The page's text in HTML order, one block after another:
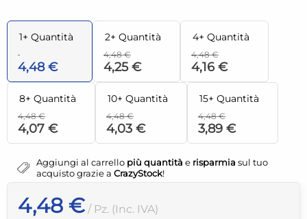
1+ Quantità
4,48 €
2+ Quantità
4,48 €
4,25 €
4+ Quantità
4,48 €
4,16 €
8+ Quantità
4,48 €
4,07 €
10+ Quantità
4,48 €
4,03 €
15+ Quantità
4,48 €
3,89 €
Aggiungi al carrello più quantità e risparmia sul tuo
acquisto grazie a CrazyStock!
4,48 € / Pz. (Inc. IVA)